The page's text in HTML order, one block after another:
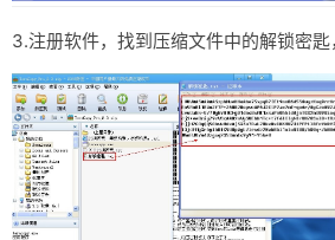
3.注册软件，找到压缩文件中的解锁密匙